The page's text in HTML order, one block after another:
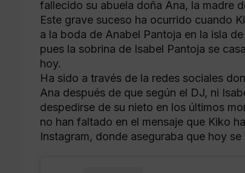
fallecido su abuela doña Ana, la madre
Este grave suceso ha ocurrido cuando
a la boda de Anabel Pantoja en la isla
pues la sobrina de Isabel Pantoja se
hoy.
Ha sido a través de la redes sociales
Ana después de que según el DJ, ni
despedirse de su nieto en los últimos
no han faltado en el mensaje que Kiko
Instagram, donde aseguraba que hoy